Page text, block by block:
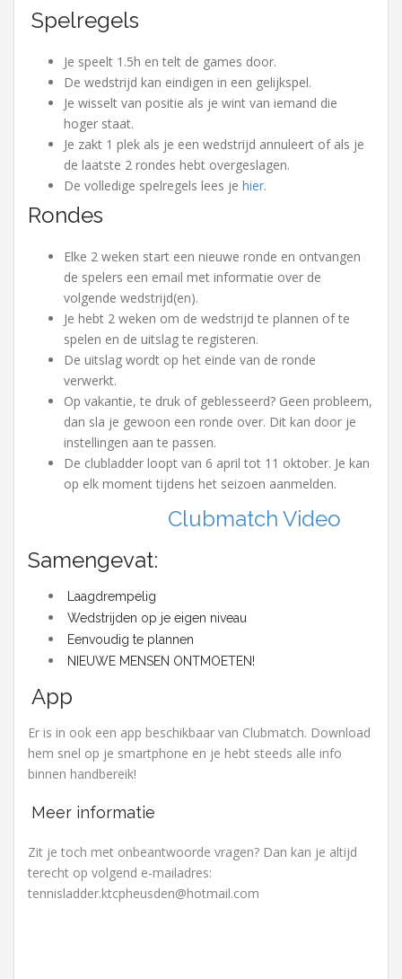
Spelregels
Je speelt 1.5h en telt de games door.
De wedstrijd kan eindigen in een gelijkspel.
Je wisselt van positie als je wint van iemand die
hoger staat.
Je zakt 1 plek als je een wedstrijd annuleert of als je
de laatste 2 rondes hebt overgeslagen.
De volledige spelregels lees je hier.
Rondes
Elke 2 weken start een nieuwe ronde en ontvangen
de spelers een email met informatie over de
volgende wedstrijd(en).
Je hebt 2 weken om de wedstrijd te plannen of te
spelen en de uitslag te registeren.
De uitslag wordt op het einde van de ronde
verwerkt.
Op vakantie, te druk of geblesseerd? Geen probleem,
dan sla je gewoon een ronde over. Dit kan door je
instellingen aan te passen.
De clubladder loopt van 6 april tot 11 oktober. Je kan
op elk moment tijdens het seizoen aanmelden.
Clubmatch Video
Samengevat:
Laagdrempelig
Wedstrijden op je eigen niveau
Eenvoudig te plannen
NIEUWE MENSEN ONTMOETEN!
App
Er is in ook een app beschikbaar van Clubmatch. Download
hem snel op je smartphone en je hebt steeds alle info
binnen handbereik!
Meer informatie
Zit je toch met onbeantwoorde vragen? Dan kan je altijd
terecht op volgend e-mailadres:
tennisladder.ktcpheusden@hotmail.com